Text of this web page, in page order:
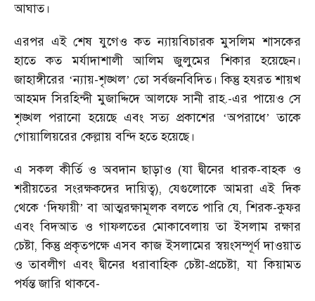
আঘাত।
এরপর এই শেষ যুগেও কত ন্যায়বিচারক মুসলিম শাসকের
হাতে কত মর্যাদাশালী আলিম জুলুমের শিকার হয়েছেন।
জাহাঙ্গীরের ‘ন্যায়-শৃঙ্খল’ তো সর্বজনবিদিত। কিন্তু হযরত শায়খ
আহমদ সিরহিন্দী মুজাদ্দিদে আলফে সানী রাহ.-এর পায়েও সে
শৃঙ্খল পরানো হয়েছে এবং সত্য প্রকাশের
‘অপরাধে’ তাকে
গোয়ালিয়রের কেল্লায় বন্দি হতে হয়েছে।
এ সকল কীর্তি ও অবদান ছাড়াও (যা দ্বীনের ধারক-বাহক ও
শরীয়তের সংরক্ষকদের দায়িত্ব), যেগুলোকে আমরা এই দিক
থেকে ‘দিফায়ী’ বা আত্মরক্ষামূলক বলতে পারি যে, শিরক-কুফর
এবং বিদআত ও গাফলতের মোকাবেলায় তা ইসলাম রক্ষার
চেষ্টা, কিন্তু প্রকৃতপক্ষে এসব কাজ ইসলামের স্বয়ংসম্পূর্ণ দাওয়াত
ও তাবলীগ এবং দ্বীনের ধরাবাহিক চেষ্টা-প্রচেষ্টা, যা কিয়ামত
পর্যন্ত জারি থাকবে-